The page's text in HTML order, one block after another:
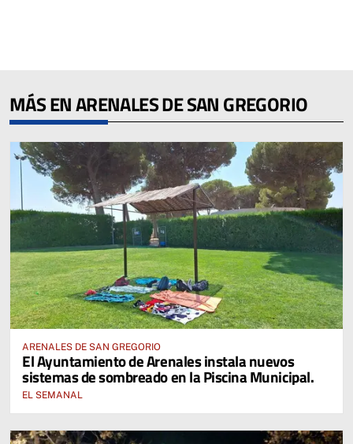
MÁS EN ARENALES DE SAN GREGORIO
ARENALES DE SAN GREGORIO
El Ayuntamiento de Arenales instala nuevos
sistemas de sombreado en la Piscina Municipal.
EL SEMANAL